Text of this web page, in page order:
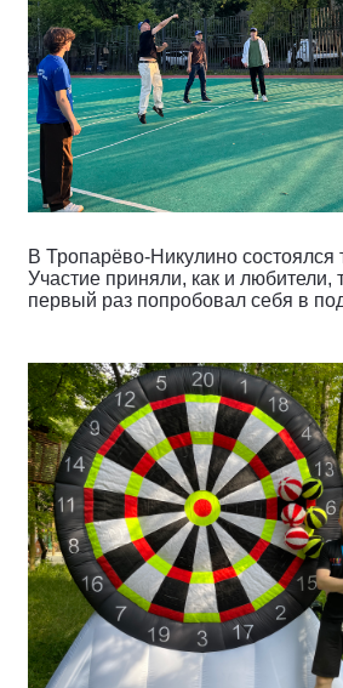
В Тропарёво-Никулино состоялся
Участие приняли, как и любители,
первый раз попробовал себя в